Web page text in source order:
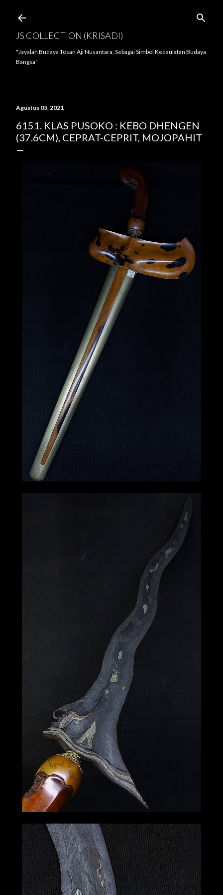
JS COLLECTION (KRISADI)
"Jayalah Budaya Tosan Aji Nusantara, Sebagai Simbol Kedaulatan Budaya
Bangsa"
Agustus 05, 2021
6151. KLAS PUSOKO : KEBO DHENGEN
(37.6CM), CEPRAT-CEPRIT, MOJOPAHIT